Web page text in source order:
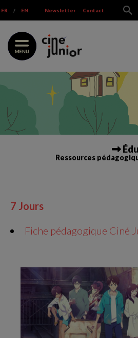
to
content
FR / EN Newsletter Contact
Ressources
7 Jours
Fiche pédagogique Ciné